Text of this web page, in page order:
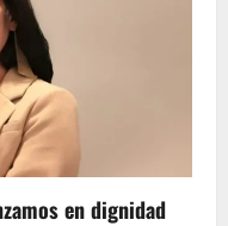
en dignidad